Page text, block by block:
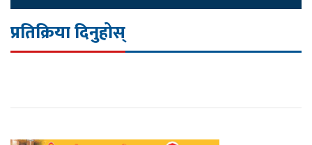
प्रतिक्रिया दिनुहोस्